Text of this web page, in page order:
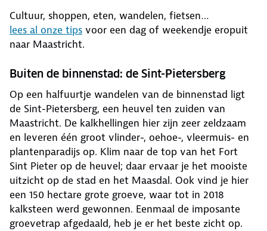
Cultuur, shoppen, eten, wandelen, fietsen…
lees al onze tips voor een dag of weekendje eropuit
naar Maastricht.
Buiten de binnenstad: de Sint-Pietersberg
Op een halfuurtje wandelen van de binnenstad ligt
de Sint-Pietersberg, een heuvel ten zuiden van
Maastricht. De kalkhellingen hier zijn zeer zeldzaam
en leveren één groot vlinder-, oehoe-, vleermuis- en
plantenparadijs op. Klim naar de top van het Fort
Sint Pieter op de heuvel; daar ervaar je het mooiste
uitzicht op de stad en het Maasdal. Ook vind je hier
een 150 hectare grote groeve, waar tot in 2018
kalksteen werd gewonnen. Eenmaal de imposante
groevetrap afgedaald, heb je er het beste zicht op.